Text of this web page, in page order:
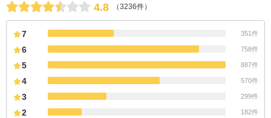
4.8 （3236件）
7 351件
6 758件
5 887件
4 570件
3 299件
2 182件